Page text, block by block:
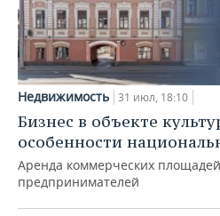
Недвижимость 31 июл, 18:10
Бизнес в объекте
особенности
Аренда коммерческих
предпринимателей